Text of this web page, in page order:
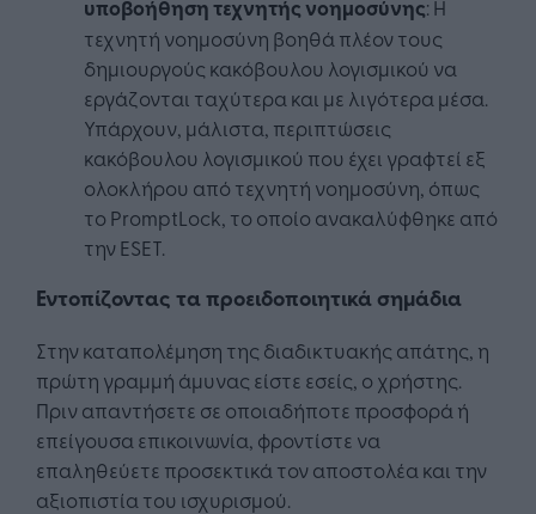
υποβοήθηση τεχνητής νοημοσύνης: Η
τεχνητή νοημοσύνη βοηθά πλέον τους
δημιουργούς κακόβουλου λογισμικού να
εργάζονται ταχύτερα και με λιγότερα μέσα.
Υπάρχουν, μάλιστα, περιπτώσεις
κακόβουλου λογισμικού που έχει γραφτεί εξ
ολοκλήρου από τεχνητή νοημοσύνη, όπως
το PromptLock, το οποίο ανακαλύφθηκε από
την ESET.
Εντοπίζοντας τα προειδοποιητικά σημάδια
Στην καταπολέμηση της διαδικτυακής απάτης, η
πρώτη γραμμή άμυνας είστε εσείς, ο χρήστης.
Πριν απαντήσετε σε οποιαδήποτε προσφορά ή
επείγουσα επικοινωνία, φροντίστε να
επαληθεύετε προσεκτικά τον αποστολέα και την
αξιοπιστία του ισχυρισμού.